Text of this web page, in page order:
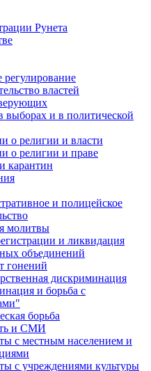
Рунета
регулирование
властей
выборах и в политической
о религии и власти
о религии и праве
карантин
и полицейское
молитвы
и ликвидация
объединений
гонений
дискриминация
и борьба с
борьба
и СМИ
с местным населением и
с учреждениями культуры